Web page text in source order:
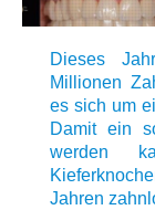
Dieses
Millionen
es sich um
Damit ein
werden
Jahren